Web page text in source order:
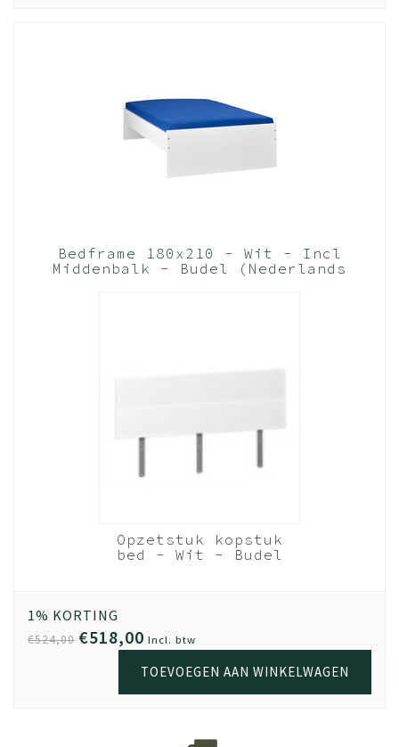
Bedframe 180x210 - Wit - Incl
Middenbalk - Budel (Nederlands
Opzetstuk kopstuk
bed - Wit - Budel
1% KORTING
€524,00 €518,00 Incl. btw
TOEVOEGEN AAN WINKELWAGEN